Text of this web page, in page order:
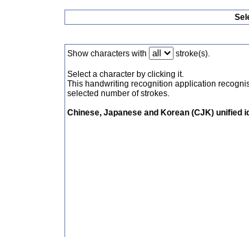
Show characters with stroke(s).
Select a character by clicking it.
This handwriting recognition application
selected number of strokes.
Chinese, Japanese and Korean (CJK) unified